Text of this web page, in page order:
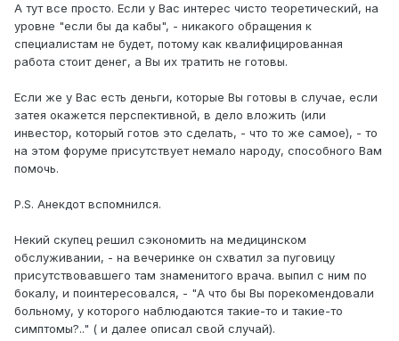
А тут все просто. Если у Вас интерес чисто теоретический, на
уровне "если бы да кабы", - никакого обращения к
специалистам не будет, потому как квалифицированная
работа стоит денег, а Вы их тратить не готовы.
Если же у Вас есть деньги, которые Вы готовы в случае, если
затея окажется перспективной, в дело вложить (или
инвестор, который готов это сделать, - что то же самое), - то
на этом форуме присутствует немало народу, способного Вам
помочь.
P.S. Анекдот вспомнился.
Некий скупец решил сэкономить на медицинском
обслуживании, - на вечеринке он схватил за пуговицу
присутствовавшего там знаменитого врача. выпил с ним по
бокалу, и поинтересовался, - "А что бы Вы порекомендовали
больному, у которого наблюдаются такие-то и такие-то
симптомы?.." ( и далее описал свой случай).